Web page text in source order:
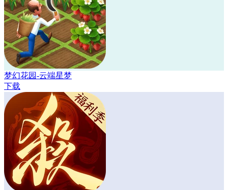
梦幻花园-云端星梦
下载